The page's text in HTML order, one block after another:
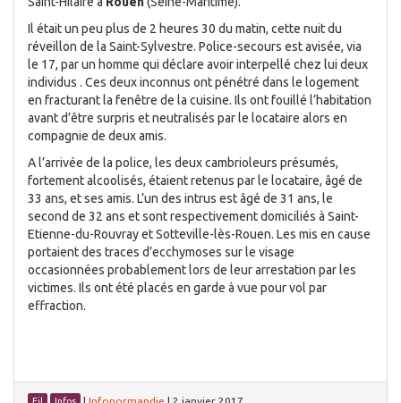
Il était un peu plus de 2 heures 30 du matin, cette nuit du
réveillon de la Saint-Sylvestre. Police-secours est avisée, via
le 17, par un homme qui déclare avoir interpellé chez lui deux
individus . Ces deux inconnus ont pénétré dans le logement
en fracturant la fenêtre de la cuisine. Ils ont fouillé l’habitation
avant d’être surpris et neutralisés par le locataire alors en
compagnie de deux amis.
A l’arrivée de la police, les deux cambrioleurs présumés,
fortement alcoolisés, étaient retenus par le locataire, âgé de
33 ans, et ses amis. L’un des intrus est âgé de 31 ans, le
second de 32 ans et sont respectivement domiciliés à Saint-
Etienne-du-Rouvray et Sotteville-lès-Rouen. Les mis en cause
portaient des traces d’ecchymoses sur le visage
occasionnées probablement lors de leur arrestation par les
victimes. Ils ont été placés en garde à vue pour vol par
effraction.